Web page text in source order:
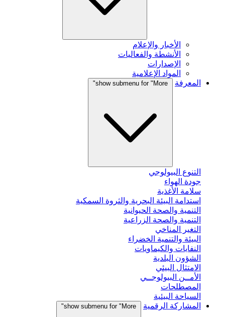
الأخبار والإعلام
الأنشطة والفعاليات
الإصدارات
المواد الإعلامية
المعرفة
show submenu for "More"
التنوع البيولوجي
جودة الهواء
سلامة الأغذية
استدامة البيئة البحرية والثروة السمكية
التنمية والصحة الحيوانية
التنمية والصحة الزراعية
التغير المناخي
البيئة والتنمية الخضراء
النفايات والكيماويات
الشؤون البلدية
الامتثال البيئي
الأمــن البيولوجــي
المصطلحات
السياحة البيئية
المشاركة الرقمية
show submenu for "More"